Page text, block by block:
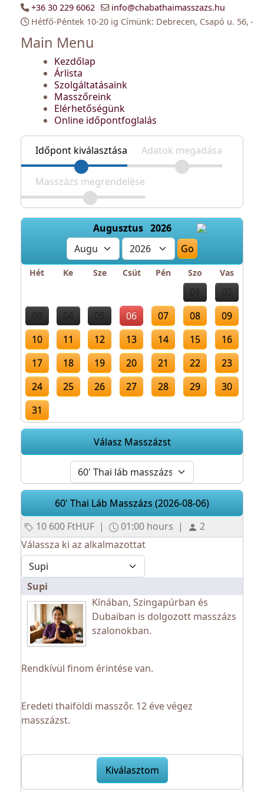
+36 30 229 6062
info@chabathaimasszazs.hu
Hétfő-Péntek 10-20 ig Címünk: Debrecen, Csapó u. 56,
Main Menu
Kezdőlap
Árlista
Szolgáltatásaink
Masszőreink
Elérhetőségünk
Online időpontfoglalás
Időpont kiválasztása Adatok megadása
Masszázs megrendelése
Augusztus 2026
Hét Ke Sze Csüt Pén Szo Vas
01
02
03
04 05 06 07 08
09
10
11 12 13 14 15
16
17
18 19 20 21 22
23
24
25 26 27 28 29
30
31
Válasz Masszázst
60' Thai Láb Masszázs (2026-08-06)
10 600 FtHUF | 01:00 hours |
2
Válassza ki az alkalmazottat
Supi
Kínában, Szingapúrban és
Dubaiban is dolgozott masszázs
szalonokban.
Rendkívül finom érintése van.
Eredeti thaiföldi masszőr. 12 éve végez
masszázst.